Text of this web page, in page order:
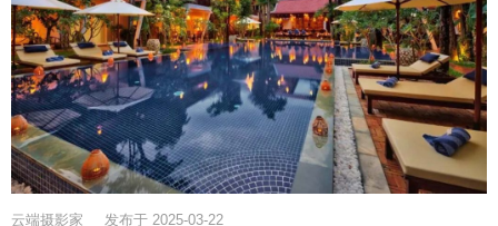
云端摄影家 发布于 2025-03-22